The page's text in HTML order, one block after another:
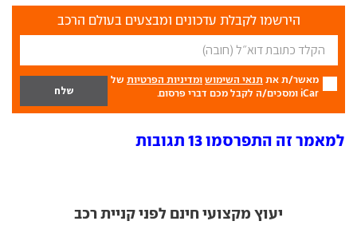
הירשמו לקבלת עדכונים ומבצעים בעולם הרכב
מאשר/ת את תנאי השימוש ומדיניות הפרטיות של
iCar ומסכים/ה לקבל מכם דברי פרסום.
למאמר זה התפרסמו 13 תגובות
יעוץ מקצועי חינם לפני קניית רכב